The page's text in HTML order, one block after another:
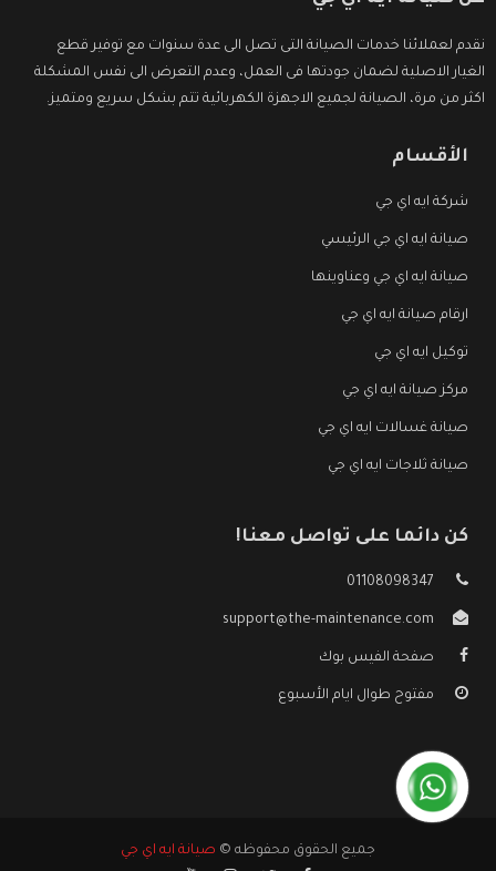
نقدم لعملائنا خدمات الصيانة التى تصل الى عدة سنوات مع توفير قطع
الغيار الاصلية لضمان جودتها فى العمل، وعدم التعرض الى نفس المشكلة
اكثر من مرة، الصيانة لجميع الاجهزة الكهربائية تتم بشكل سريع ومتميز.
الأقسام
شركة ايه اي جي
صيانة ايه اي جي الرئيسي
صيانة ايه اي جي وعناوينها
ارقام صيانة ايه اي جي
توكيل ايه اي جي
مركز صيانة ايه اي جي
صيانة غسالات ايه اي جي
صيانة ثلاجات ايه اي جي
كن دائما على تواصل معنا!
01108098347
support@the-maintenance.com
صفحة الفيس بوك
مفتوح طوال ايام الأسبوع
جميع الحقوق محفوظه © صيانة ايه اي جي